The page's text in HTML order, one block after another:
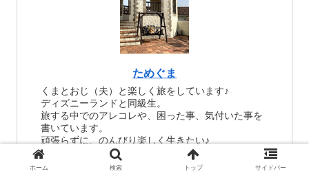
ためぐま
くまとおじ（夫）と楽しく旅をしています♪
ディズニーランドと同級生。
旅する中でのアレコレや、困った事、気付いた事を
書いています。
頑張らずに、のんびり楽しく生きたい♪
ホーム 検索 トップ サイドバー